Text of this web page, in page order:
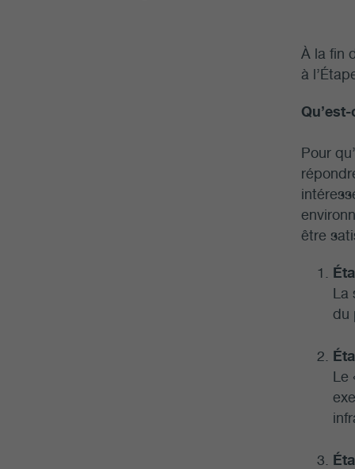
À la fin
à
Pour
être
La
du
Le